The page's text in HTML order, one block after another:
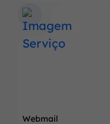
Webmail